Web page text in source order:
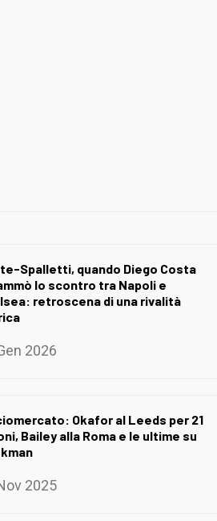
Spalletti, quando Diego Costa
lo scontro tra Napoli e
retroscena di una rivalità
2026
Okafor al Leeds per 21
Bailey alla Roma e le ultime su
2025